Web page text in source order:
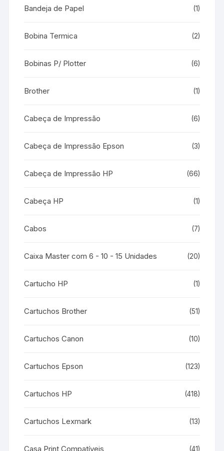
Bandeja de Papel (1)
Bobina Termica (2)
Bobinas P/ Plotter (6)
Brother (1)
Cabeça de Impressão (6)
Cabeça de Impressão Epson (3)
Cabeça de Impressão HP (66)
Cabeça HP (1)
Cabos (7)
Caixa Master com 6 - 10 - 15 Unidades (20)
Cartucho HP (1)
Cartuchos Brother (51)
Cartuchos Canon (10)
Cartuchos Epson (123)
Cartuchos HP (418)
Cartuchos Lexmark (13)
Casa Print Compatíveis (41)